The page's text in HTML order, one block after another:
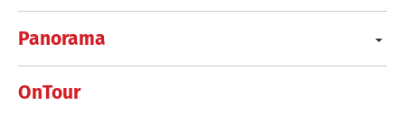
Panorama
OnTour